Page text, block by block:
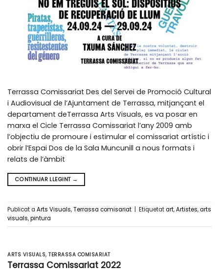
Terrassa Comissariat Des del Servei de Promoció Cultural
i Audiovisual de l’Ajuntament de Terrassa, mitjançant el
departament deTerrassa Arts Visuals, es va posar en
marxa el Cicle Terrassa Comissariat l’any 2009 amb
l’objectiu de promoure i estimular el comissariat artístic i
obrir l’Espai Dos de la Sala Muncunill a nous formats i
relats de l’àmbit
CONTINUAR LLEGINT →
Publicat a Arts Visuals,Terrassa comisariat Etiquetatart,Artistes,arts
visuals,pintura
ARTS VISUALS,TERRASSA COMISARIAT
Terrassa Comissariat 2022